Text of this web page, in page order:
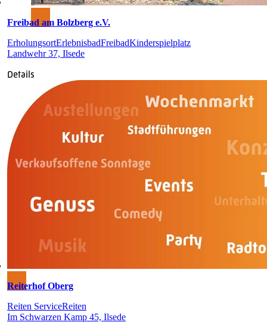
Freibad am Bolzberg e.V.
ErholungsortErlebnisbadFreibadKinderspielplatz
Landwehr 37, Ilsede
Details
Reiterhof Oberg
Reiten ServiceReiten
Im Schwarzen Kamp 45, Ilsede